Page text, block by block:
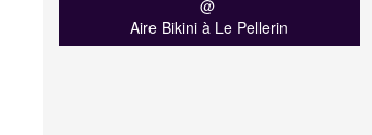
@
Aire Bikini à Le Pellerin